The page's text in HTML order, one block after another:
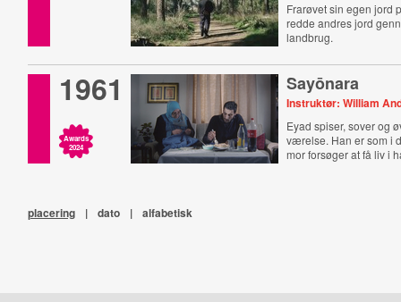
Frarøvet sin egen jord
redde andres jord
landbrug.
1961
Awards
2024
Sayōnara
Instruktør: William
Eyad spiser, sover og
værelse. Han er som i
mor forsøger at få liv i
placering | dato | alfabetisk